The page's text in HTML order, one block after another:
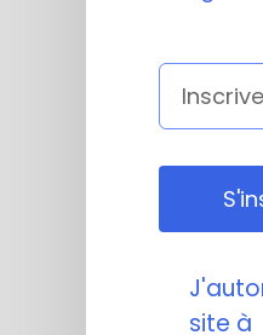
site à